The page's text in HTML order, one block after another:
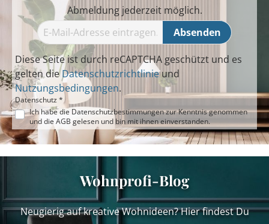
Abmeldung jederzeit möglich.
Absenden
Diese Seite ist durch reCAPTCHA geschützt und es
gelten dieDatenschutzrichtlinieund
Nutzungsbedingungen.
Datenschutz *
Ich habe die Datenschutzbestimmungenzur Kenntnis genommen
und die AGB gelesen und bin mit ihnen einverstanden.
Wohnprofi-Blog
Neugierig auf kreative Wohnideen? Hier findest Du